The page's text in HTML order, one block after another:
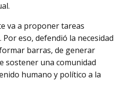
va a proponer tareas
Por eso, defendió la necesidad
barras, de generar
sostener una comunidad
humano y político a la